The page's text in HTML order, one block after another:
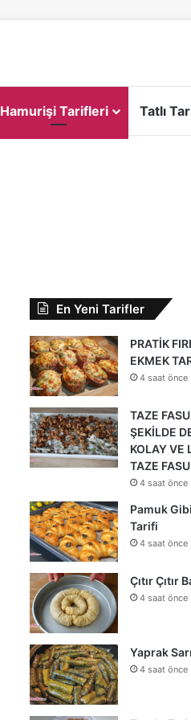
Hamurişi Tarifleri Tatlı
En Yeni Tarifler
PRATİK
EKMEK
4 saat önce
TAZE
ŞEKİLDE
KOLAY VE
TAZE
4 saat önce
Pamuk
Tarifi
4 saat önce
Çıtır Çıtır
4 saat önce
Yaprak
4 saat önce